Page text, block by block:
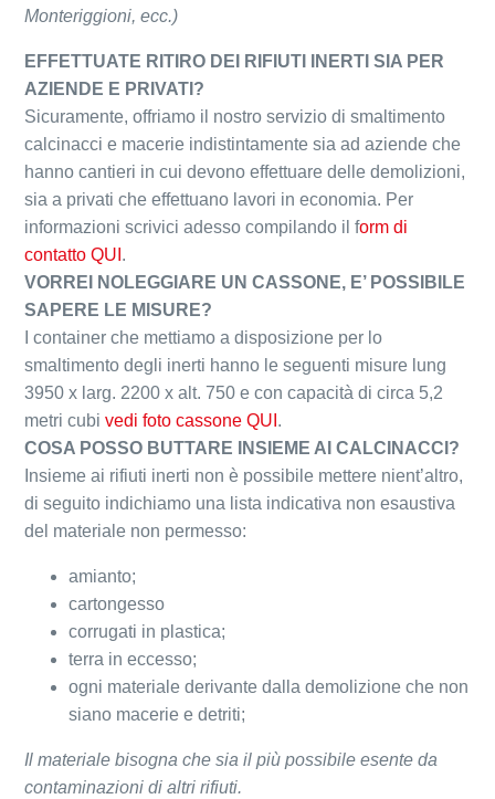
Monteriggioni, ecc.)
EFFETTUATE RITIRO DEI RIFIUTI INERTI SIA PER
AZIENDE E PRIVATI?
Sicuramente, offriamo il nostro servizio di smaltimento
calcinacci e macerie indistintamente sia ad aziende che
hanno cantieri in cui devono effettuare delle demolizioni,
sia a privati che effettuano lavori in economia. Per
informazioni scrivici adesso compilando il form di
contatto QUI .
VORREI NOLEGGIARE UN CASSONE, E’ POSSIBILE
SAPERE LE MISURE?
I container che mettiamo a disposizione per lo
smaltimento degli inerti hanno le seguenti misure lung
3950 x larg. 2200 x alt. 750 e con capacità di circa 5,2
metri cubivedi foto cassone QUI .
COSA POSSO BUTTARE INSIEME AI CALCINACCI?
Insieme ai rifiuti inerti non è possibile mettere nient’altro,
di seguito indichiamo una lista indicativa non esaustiva
del materiale non permesso:
amianto;
cartongesso
corrugati in plastica;
terra in eccesso;
ogni materiale derivante dalla demolizione che non
siano macerie e detriti;
Il materiale bisogna che sia il più possibile esente da
contaminazioni di altri rifiuti.